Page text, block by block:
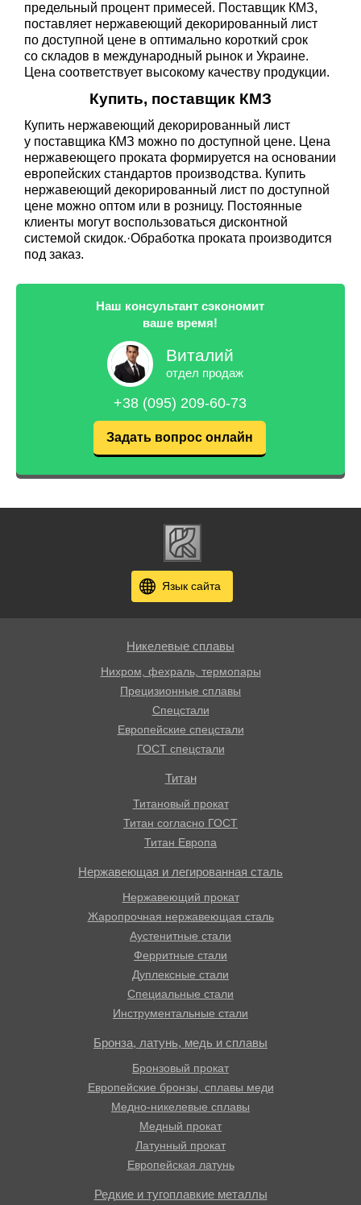
предельный процент примесей. Поставщик КМЗ,
поставляет нержавеющий декорированный лист
по доступной цене в оптимально короткий срок
со складов в международный рынок и Украине.
Цена соответствует высокому качеству продукции.
Купить, поставщик КМЗ
Купить нержавеющий декорированный лист
у поставщика КМЗ можно по доступной цене. Цена
нержавеющего проката формируется на основании
европейских стандартов производства. Купить
нержавеющий декорированный лист по доступной
цене можно оптом или в розницу. Постоянные
клиенты могут воспользоваться дисконтной
системой скидок.·Обработка проката производится
под заказ.
Наш консультант сэкономит
ваше время!
Виталий
отдел продаж
+38 (095) 209-60-73
Задать вопрос онлайн
Язык сайта
Никелевые сплавы
Нихром, фехраль, термопары
Прецизионные сплавы
Спецстали
Европейские спецстали
ГОСТ спецстали
Титан
Титановый прокат
Титан согласно ГОСТ
Титан Европа
Нержавеющая и легированная сталь
Нержавеющий прокат
Жаропрочная нержавеющая сталь
Аустенитные стали
Ферритные стали
Дуплексные стали
Специальные стали
Инструментальные стали
Бронза, латунь, медь и сплавы
Бронзовый прокат
Европейские бронзы, сплавы меди
Медно-никелевые сплавы
Медный прокат
Латунный прокат
Европейская латунь
Редкие и тугоплавкие металлы